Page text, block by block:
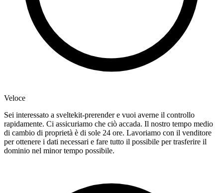
Veloce
Sei interessato a sveltekit-prerender e vuoi averne il controllo
rapidamente. Ci assicuriamo che ciò accada. Il nostro tempo medio
di cambio di proprietà è di sole 24 ore. Lavoriamo con il venditore
per ottenere i dati necessari e fare tutto il possibile per trasferire il
dominio nel minor tempo possibile.